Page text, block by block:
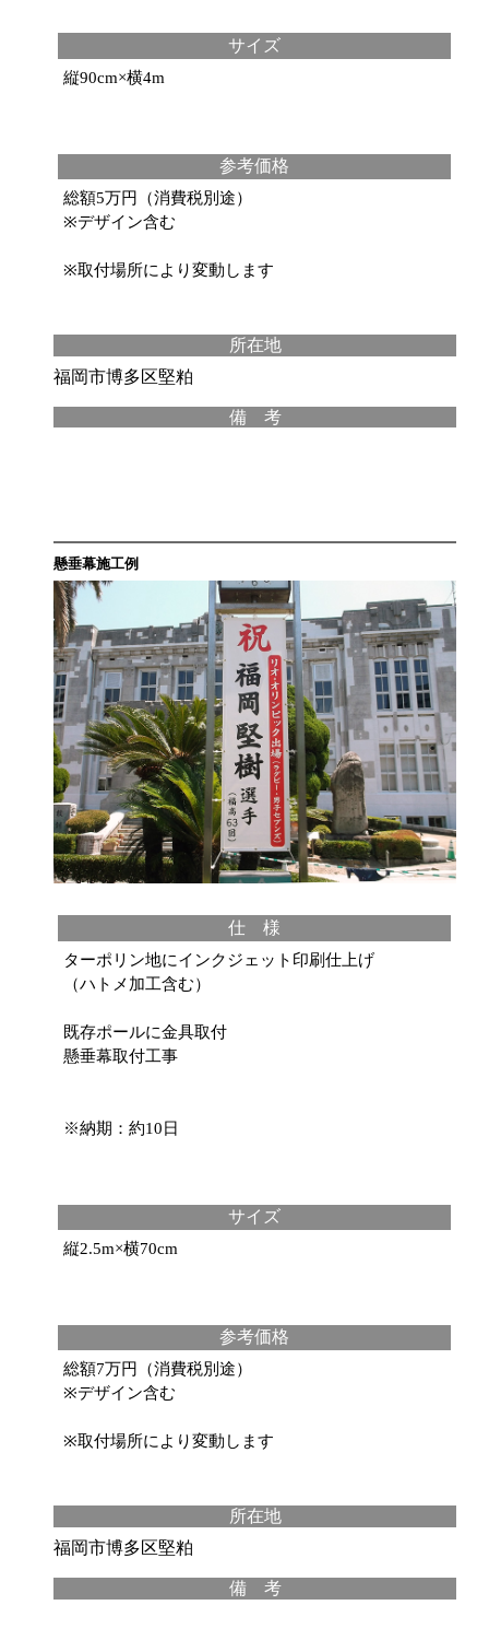
サイズ
縦90cm×横4m
参考価格
総額5万円（消費税別途）
※デザイン含む
※取付場所により変動します
所在地
福岡市博多区堅粕
備 考
懸垂幕施工例
仕 様
ターポリン地にインクジェット印刷仕上げ
（ハトメ加工含む）
既存ポールに金具取付
懸垂幕取付工事
※納期：約10日
サイズ
縦2.5m×横70cm
参考価格
総額7万円（消費税別途）
※デザイン含む
※取付場所により変動します
所在地
福岡市博多区堅粕
備 考